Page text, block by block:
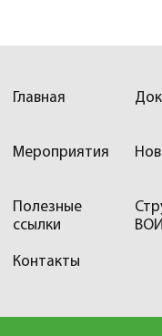
Главная
Мероприятия
Полезные
ссылки
ВОИ
Контакты